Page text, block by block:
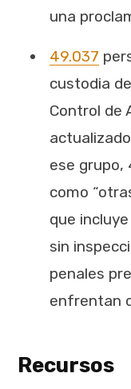
una
49.037
custodia
Control de
ese grupo,
como
que
sin
penales
enfrentan
Recursos